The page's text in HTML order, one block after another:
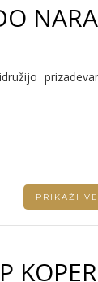
PRIKAŽI
KOPER